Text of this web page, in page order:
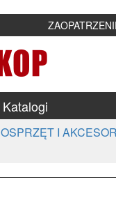
Katalogi
OSPRZĘT I